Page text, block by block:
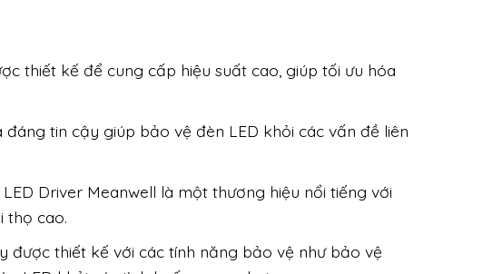
thiết kế để cung cấp hiệu suất cao, giúp tối ưu hóa
đáng tin cậy giúp bảo vệ đèn LED khỏi các vấn đề liên
Driver Meanwell là một thương hiệu nổi tiếng với
thọ cao.
được thiết kế với các tính năng bảo vệ như bảo vệ